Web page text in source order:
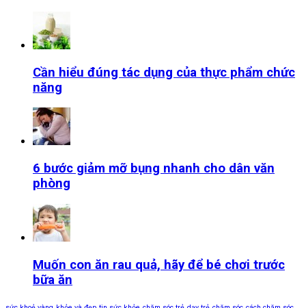
Cần hiểu đúng tác dụng của thực phẩm chức
năng
6 bước giảm mỡ bụng nhanh cho dân văn
phòng
Muốn con ăn rau quả, hãy để bé chơi trước
bữa ăn